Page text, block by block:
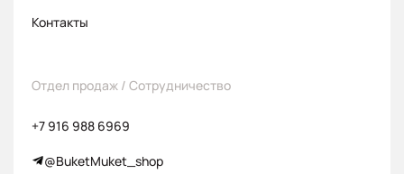
Контакты
Отдел продаж / Сотрудничество
+7 916 988 6969
@BuketMuket_shop